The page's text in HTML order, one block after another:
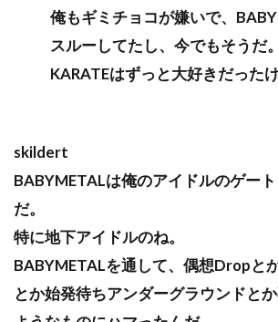
俺もギミチョコが嫌いで、
スルーしてたし、今でもそうだ。
KARATEはずっと大好きだった
skildert
BABYMETALは俺のアイドルのゲー
だ。
特に地下アイドルのね。
BABYMETALを通して、偶想Dropと
とか始発待ちアンダーグラウンドと